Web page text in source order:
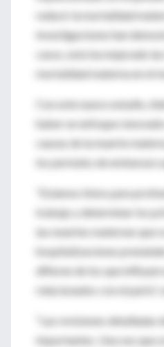
reducir la mortalidad
investigaciones han
casos, esto ha mejorado
mortalidad materna en el
Con este nuevo estudio,
haber un enfoque
causas de la muerte
los períodos de embarazo
“Estamos listos para
trabajo y determinar los
las muertes maternas que
hospitalizaciones
difieren de los que influyen
relacionados con el parto”,
“Las revisiones detalladas
importantes. Una vez que